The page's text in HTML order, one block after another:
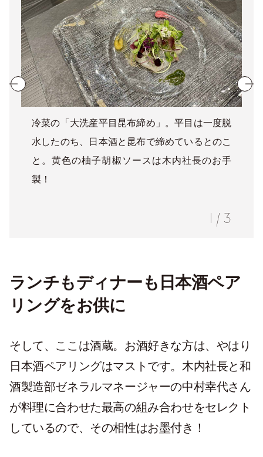
冷菜の「大洗産平目昆布締め」。平目は一度脱
水したのち、日本酒と昆布で締めているとのこ
と。黄色の柚子胡椒ソースは木内社長のお手
製！
1 / 3
ランチもディナーも日本酒ペア
リングをお供に
そして、ここは酒蔵。お酒好きな方は、やはり
日本酒ペアリングはマストです。木内社長と和
酒製造部ゼネラルマネージャーの中村幸代さん
が料理に合わせた最高の組み合わせをセレクト
しているので、その相性はお墨付き！